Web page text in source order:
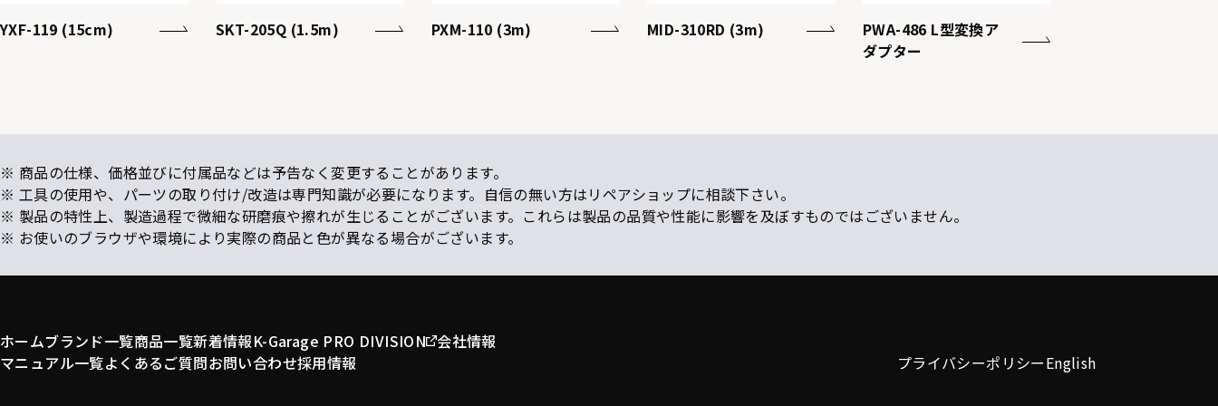
YXF-119 (15cm) SKT-205Q (1.5m) PXM-110 (3m) MID-310RD (3m)
PWA-486 L型変換ア
ダプター
※ 商品の仕様、価格並びに付属品などは予告なく変更することがあります。
※ 工具の使用や、パーツの取り付け/改造は専門知識が必要になります。自信の無い方はリペアショップに相談下さい。
※ 製品の特性上、製造過程で微細な研磨痕や擦れが生じることがございます。これらは製品の品質や性能に影響を及ぼすものではございません。
※ お使いのブラウザや環境により実際の商品と色が異なる場合がございます。
ホームブランド一覧商品一覧新着情報K-Garage PRO DIVISION 会社情報
マニュアル一覧よくあるご質問お問い合わせ採用情報 プライバシーポリシーEnglish